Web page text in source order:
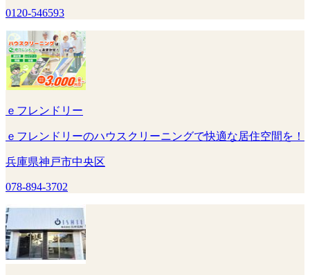
0120-546593
ｅフレンドリー
ｅフレンドリーのハウスクリーニングで快適な居住空間を！
兵庫県神戸市中央区
078-894-3702